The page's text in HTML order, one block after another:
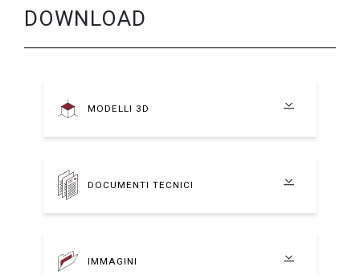
DOWNLOAD
MODELLI 3D
DOCUMENTI TECNICI
IMMAGINI